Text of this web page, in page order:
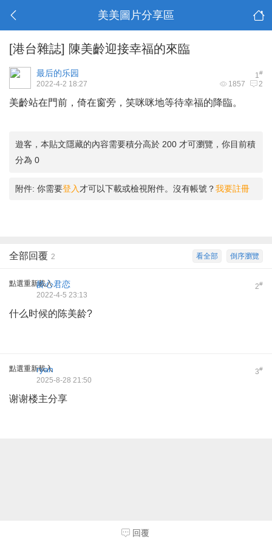
美美圖片分享區
[港台雜誌] 陳美齡迎接幸福的來臨
1#
最后的乐园
1857 2
2022-4-2 18:27
美齡站在門前，倚在窗旁，笑咪咪地等待幸福的降臨。
遊客，本貼文隱藏的內容需要積分高於 200 才可瀏覽，你目前積
分為 0
附件: 你需要登入 才可以下載或檢視附件。沒有帳號？我要註冊
倒序瀏覽
看全部
全部回覆 2
點選重新載入 2#
龄心君恋
2022-4-5 23:13
什么时候的陈美龄?
點選重新載入 3#
ryan
2025-8-28 21:50
谢谢楼主分享
回覆